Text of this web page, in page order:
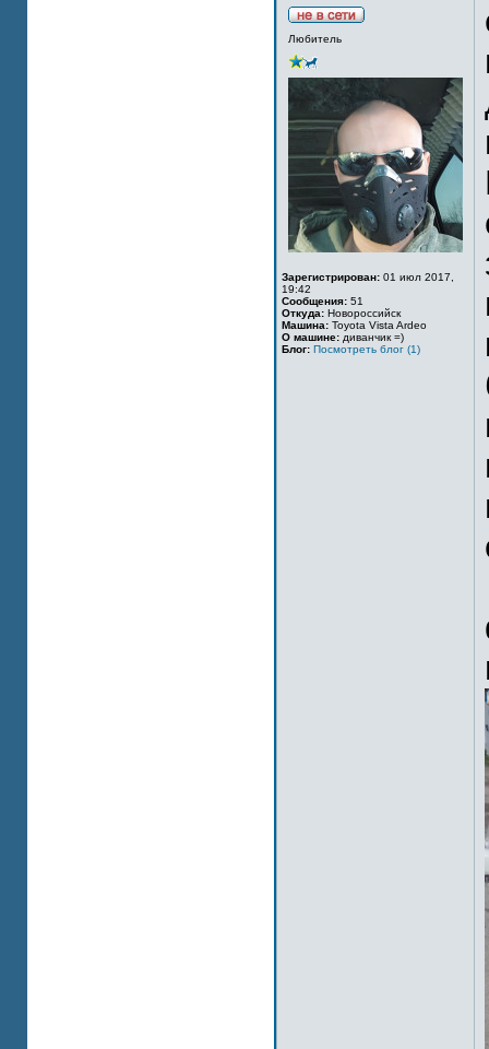
Любитель
Зарегистрирован: 01 июл 2017,
19:42
Сообщения: 51
Откуда: Новороссийск
Машина: Toyota Vista Ardeo
О машине: диванчик =)
Блог: Посмотреть блог (1)